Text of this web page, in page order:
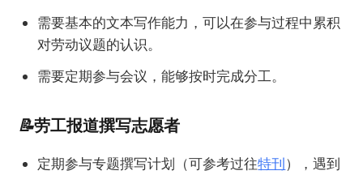
需要基本的文本写作能力，可以在参与过程中累积
对劳动议题的认识。
需要定期参与会议，能够按时完成分工。
📝劳工报道撰写志愿者
定期参与专题撰写计划（可参考过往特刊），遇到